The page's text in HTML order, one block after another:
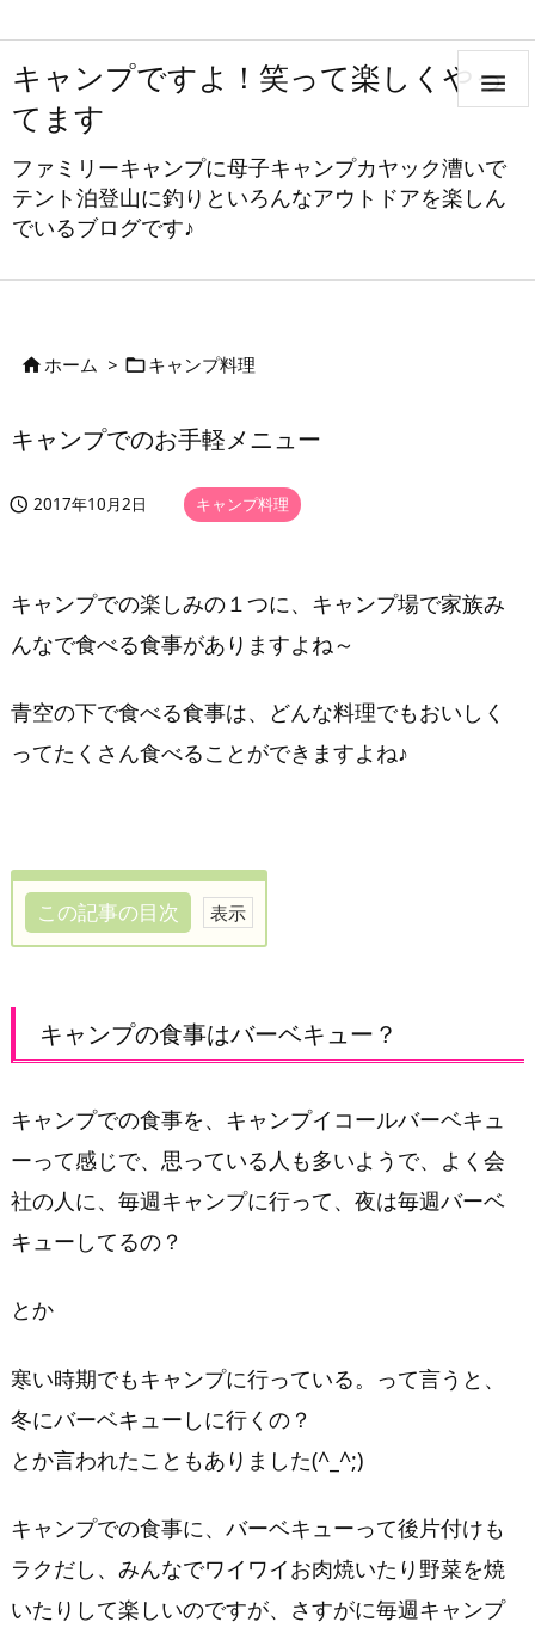
キャンプですよ！笑って楽しくやっ
てます
ファミリーキャンプに母子キャンプカヤック漕いで
テント泊登山に釣りといろんなアウトドアを楽しん
でいるブログです♪

ホーム > キャンプ料理
キャンプでのお手軽メニュー
 2017年10月2日 キャンプ料理
キャンプでの楽しみの１つに、キャンプ場で家族み
んなで食べる食事がありますよね～
青空の下で食べる食事は、どんな料理でもおいしく
ってたくさん食べることができますよね♪
この記事の目次
ン
プ
食
事
は
バ
ー
ー？
キ
ャ
ン
で
の
お
キャンプの食事はバーベキュー？
キャンプでの食事を、キャンプイコールバーベキュ
ーって感じで、思っている人も多いようで、よく会
社の人に、毎週キャンプに行って、夜は毎週バーベ
キューしてるの？
とか
寒い時期でもキャンプに行っている。って言うと、
冬にバーベキューしに行くの？
とか言われたこともありました(^_^;)
キャンプでの食事に、バーベキューって後片付けも
ラクだし、みんなでワイワイお肉焼いたり野菜を焼
いたりして楽しいのですが、さすがに毎週キャンプ